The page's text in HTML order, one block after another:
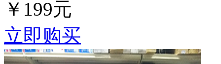
￥199元
立即购买